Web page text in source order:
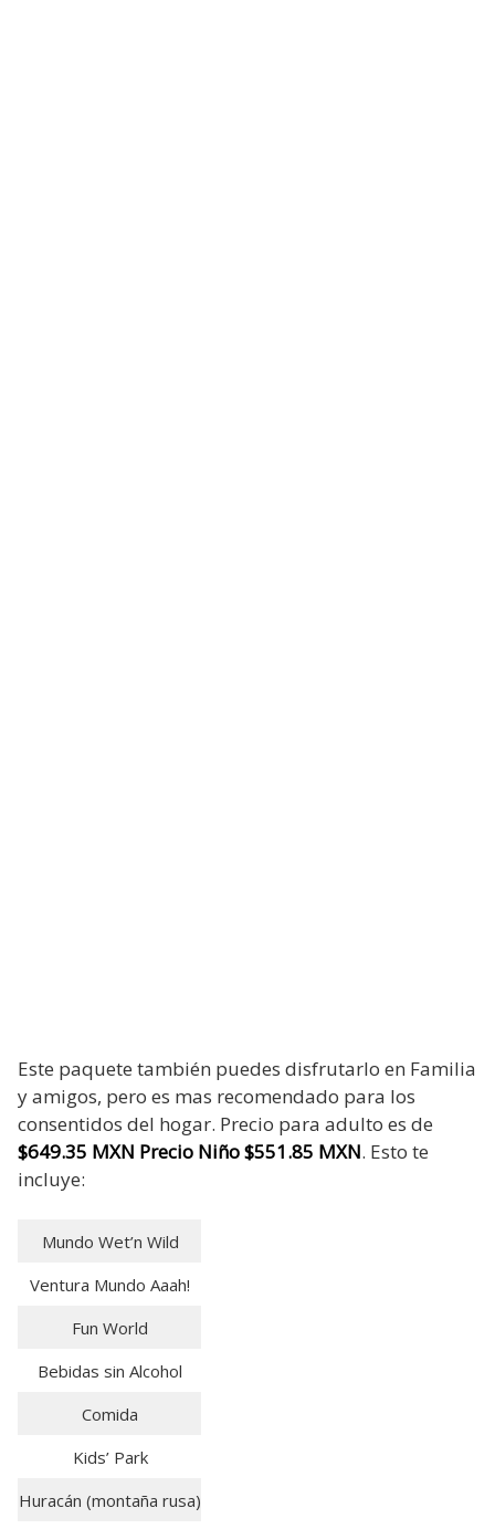
Este paquete también puedes disfrutarlo en Familia
y amigos, pero es mas recomendado para los
consentidos del hogar. Precio para adulto es de
$649.35 MXN Precio Niño $551.85 MXN. Esto te
incluye:
Mundo Wet’n Wild
Ventura Mundo Aaah!
Fun World
Bebidas sin Alcohol
Comida
Kids’ Park
Huracán (montaña rusa)